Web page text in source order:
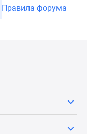
Правила форума